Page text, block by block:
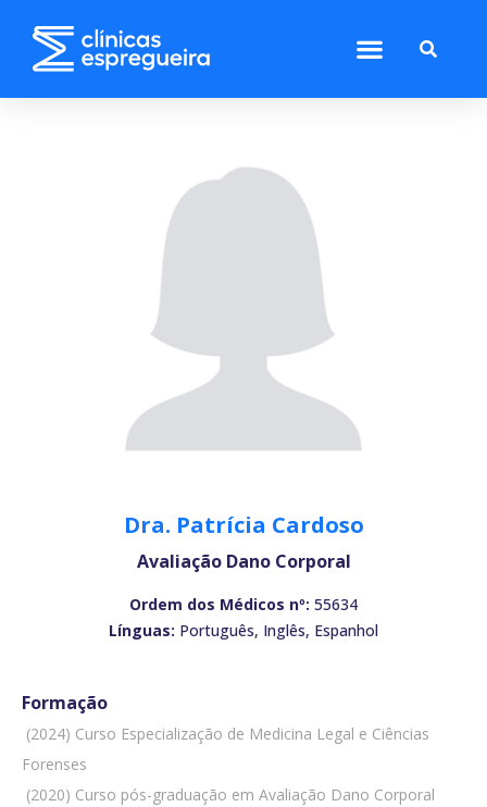
Dra. Patrícia Cardoso
Avaliação Dano Corporal
Ordem dos Médicos nº: 55634
Línguas: Português, Inglês, Espanhol
Formação
 (2024) Curso Especialização de Medicina Legal e Ciências
Forenses
 (2020) Curso pós-graduação em Avaliação Dano Corporal